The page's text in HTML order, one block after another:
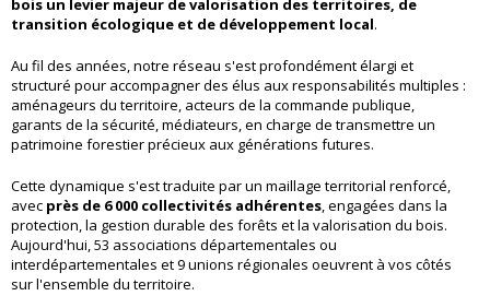
bois un levier majeur de valorisation des territoires, de
transition écologique et de développement local.
Au fil des années, notre réseau s'est profondément élargi et
structuré pour accompagner des élus aux responsabilités multiples :
aménageurs du territoire, acteurs de la commande publique,
garants de la sécurité, médiateurs, en charge de transmettre un
patrimoine forestier précieux aux générations futures.
Cette dynamique s'est traduite par un maillage territorial renforcé,
avec près de 6 000 collectivités adhérentes, engagées dans la
protection, la gestion durable des forêts et la valorisation du bois.
Aujourd'hui, 53 associations départementales ou
interdépartementales et 9 unions régionales oeuvrent à vos côtés
sur l'ensemble du territoire.